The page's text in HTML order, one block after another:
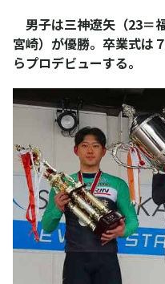
男子は三神遼矢（23＝
宮崎）が優勝。卒業式は
らプロデビューする。